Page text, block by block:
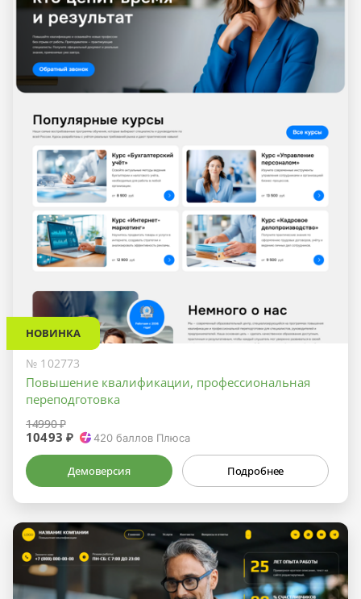
НОВИНКА
№ 102773
Повышение квалификации, профессиональная
переподготовка
14990 ₽
10493 ₽ 420 баллов Плюса
Демоверсия Подробнее